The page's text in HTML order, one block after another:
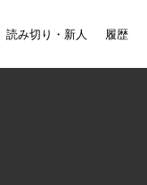
読み切り・新人 履歴